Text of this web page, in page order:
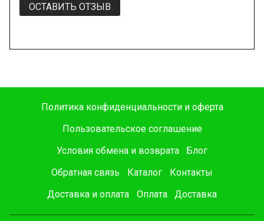
ОСТАВИТЬ ОТЗЫВ
Политика конфиденциальности и оферта
Пользовательское соглашение
Условия обмена и возврата
Блог
Обратная связь
Каталог
Контакты
Доставка и оплата
Оплата Доставка